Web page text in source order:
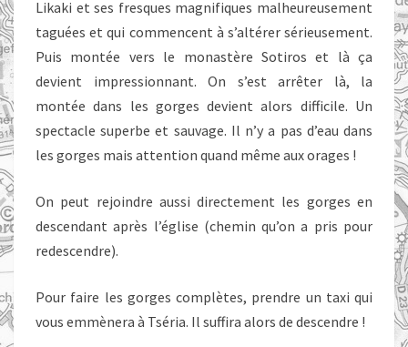
Likaki et ses fresques magnifiques malheureusement
taguées et qui commencent à s’altérer sérieusement.
Puis montée vers le monastère Sotiros et là ça
devient impressionnant. On s’est arrêter là, la
montée dans les gorges devient alors difficile. Un
spectacle superbe et sauvage. Il n’y a pas d’eau dans
les gorges mais attention quand même aux orages !
On peut rejoindre aussi directement les gorges en
descendant après l’église (chemin qu’on a pris pour
redescendre).
Pour faire les gorges complètes, prendre un taxi qui
vous emmènera à Tséria. Il suffira alors de descendre !